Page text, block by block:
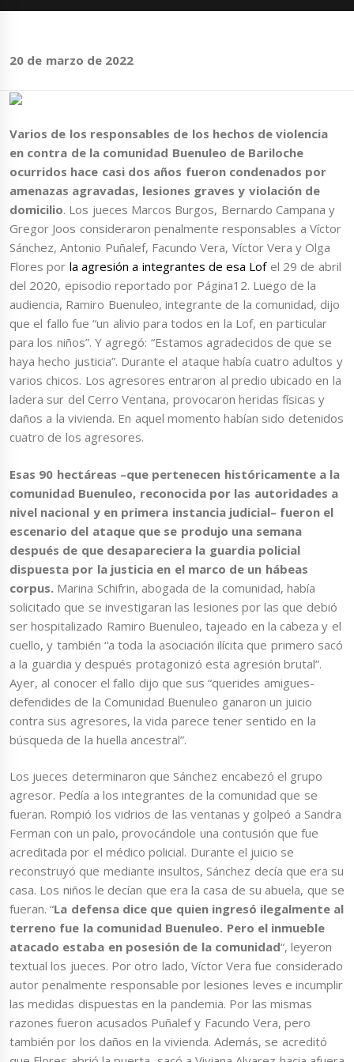
20 de marzo de 2022
Varios de los responsables de los hechos de violencia
en contra de la comunidad Buenuleo de Bariloche
ocurridos hace casi dos años fueron condenados por
amenazas agravadas, lesiones graves y violación de
domicilio. Los jueces Marcos Burgos, Bernardo Campana y
Gregor Joos consideraron penalmente responsables a Víctor
Sánchez, Antonio Puñalef, Facundo Vera, Víctor Vera y Olga
Flores por la agresión a integrantes de esa Lofel 29 de abril
del 2020, episodio reportado por Página12. Luego de la
audiencia, Ramiro Buenuleo, integrante de la comunidad, dijo
que el fallo fue “un alivio para todos en la Lof, en particular
para los niños”. Y agregó: “Estamos agradecidos de que se
haya hecho justicia”. Durante el ataque había cuatro adultos y
varios chicos. Los agresores entraron al predio ubicado en la
ladera sur del Cerro Ventana, provocaron heridas físicas y
daños a la vivienda. En aquel momento habían sido detenidos
cuatro de los agresores.
Esas 90 hectáreas –que pertenecen históricamente a la
comunidad Buenuleo, reconocida por las autoridades a
nivel nacional y en primera instancia judicial– fueron el
escenario del ataque que se produjo una semana
después de que desapareciera la guardia policial
dispuesta por la justicia en el marco de un hábeas
corpus. Marina Schifrin, abogada de la comunidad, había
solicitado que se investigaran las lesiones por las que debió
ser hospitalizado Ramiro Buenuleo, tajeado en la cabeza y el
cuello, y también “a toda la asociación ilícita que primero sacó
a la guardia y después protagonizó esta agresión brutal”.
Ayer, al conocer el fallo dijo que sus “querides amigues-
defendides de la Comunidad Buenuleo ganaron un juicio
contra sus agresores, la vida parece tener sentido en la
búsqueda de la huella ancestral”.
Los jueces determinaron que Sánchez encabezó el grupo
agresor. Pedía a los integrantes de la comunidad que se
fueran. Rompió los vidrios de las ventanas y golpeó a Sandra
Ferman con un palo, provocándole una contusión que fue
acreditada por el médico policial. Durante el juicio se
reconstruyó que mediante insultos, Sánchez decía que era su
casa. Los niños le decían que era la casa de su abuela, que se
fueran. “La defensa dice que quien ingresó ilegalmente al
terreno fue la comunidad Buenuleo. Pero el inmueble
atacado estaba en posesión de la comunidad“, leyeron
textual los jueces. Por otro lado, Víctor Vera fue considerado
autor penalmente responsable por lesiones leves e incumplir
las medidas dispuestas en la pandemia. Por las mismas
razones fueron acusados Puñalef y Facundo Vera, pero
también por los daños en la vivienda. Además, se acreditó